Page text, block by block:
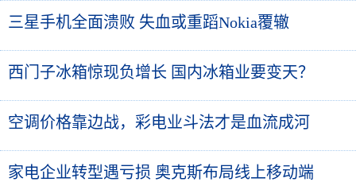
三星手机全面溃败 失血或重蹈Nokia覆辙
西门子冰箱惊现负增长 国内冰箱业要变天？
空调价格靠边战，彩电业斗法才是血流成河
家电企业转型遇亏损 奥克斯布局线上移动端